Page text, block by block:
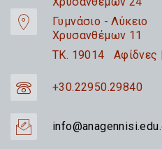
Γυμνάσιο - Λύκειο
Χρυσανθέμων 11
TK. 19014 Αφίδνες
+30.22950.29840